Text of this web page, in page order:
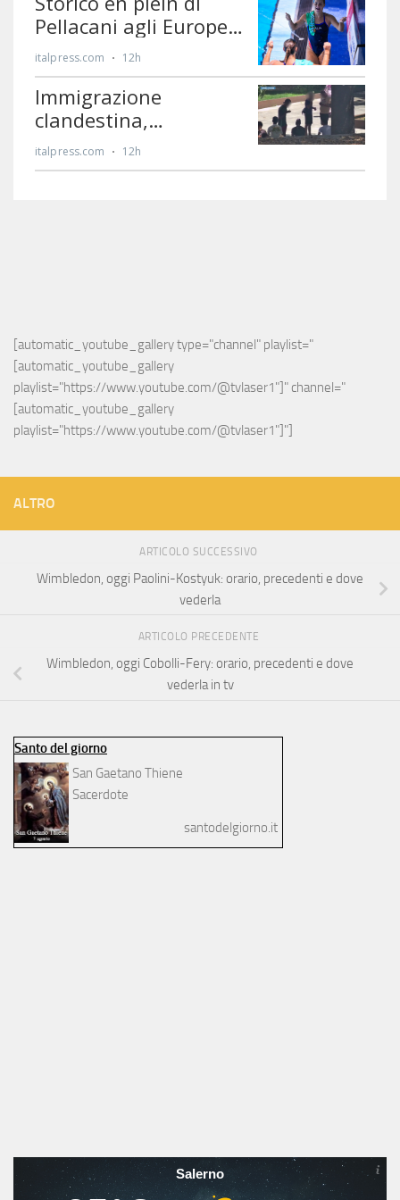
[automatic_youtube_gallery type="channel" playlist="
[automatic_youtube_gallery
playlist="https://www.youtube.com/@tvlaser1"]" channel="
[automatic_youtube_gallery
playlist="https://www.youtube.com/@tvlaser1"]"]
ALTRO
ARTICOLO SUCCESSIVO
Wimbledon, oggi Paolini-Kostyuk: orario, precedenti e dove
vederla
ARTICOLO PRECEDENTE
Wimbledon, oggi Cobolli-Fery: orario, precedenti e dove
vederla in tv
Santo del giorno
San Gaetano Thiene
Sacerdote
santodelgiorno.it
Salerno